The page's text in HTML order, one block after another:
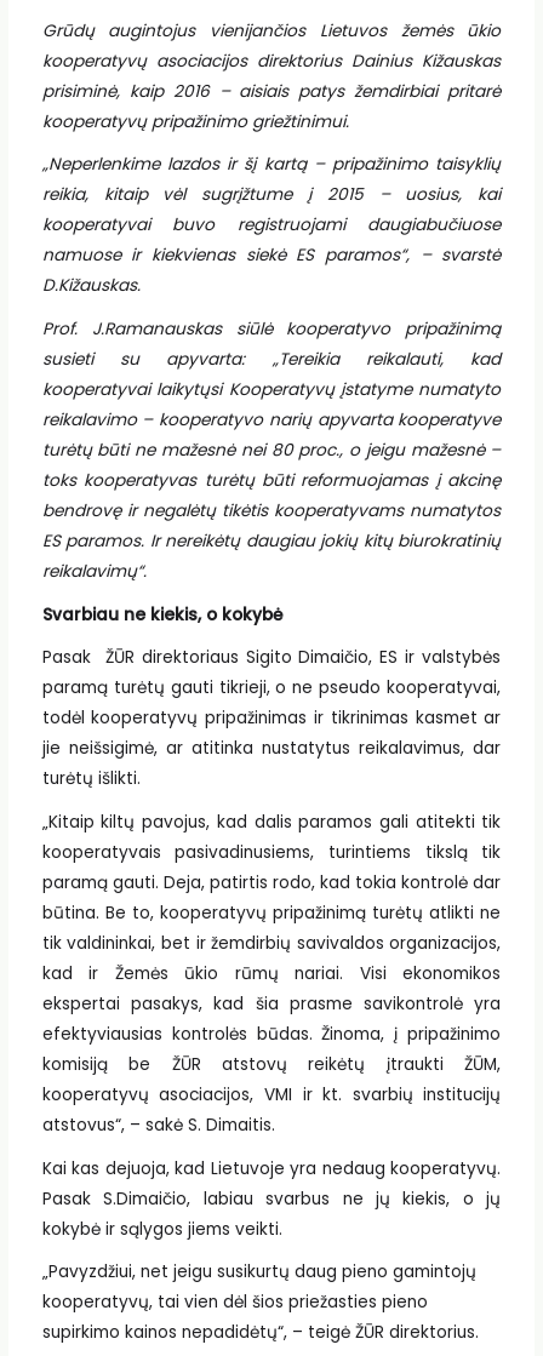
Grūdų augintojus vienijančios Lietuvos žemės ūkio
kooperatyvų asociacijos direktorius Dainius Kižauskas
prisiminė, kaip 2016 – aisiais patys žemdirbiai pritarė
kooperatyvų pripažinimo griežtinimui.
„Neperlenkime lazdos ir šį kartą – pripažinimo taisyklių
reikia, kitaip vėl sugrįžtume į 2015 – uosius, kai
kooperatyvai buvo registruojami daugiabučiuose
namuose ir kiekvienas siekė ES paramos“, – svarstė
D.Kižauskas.
Prof. J.Ramanauskas siūlė kooperatyvo pripažinimą
susieti su apyvarta: „Tereikia reikalauti, kad
kooperatyvai laikytųsi Kooperatyvų įstatyme numatyto
reikalavimo – kooperatyvo narių apyvarta kooperatyve
turėtų būti ne mažesnė nei 80 proc., o jeigu mažesnė –
toks kooperatyvas turėtų būti reformuojamas į akcinę
bendrovę ir negalėtų tikėtis kooperatyvams numatytos
ES paramos. Ir nereikėtų daugiau jokių kitų biurokratinių
reikalavimų“.
Svarbiau ne kiekis, o kokybė
Pasak ŽŪR direktoriaus Sigito Dimaičio, ES ir valstybės
paramą turėtų gauti tikrieji, o ne pseudo kooperatyvai,
todėl kooperatyvų pripažinimas ir tikrinimas kasmet ar
jie neišsigimė, ar atitinka nustatytus reikalavimus, dar
turėtų išlikti.
„Kitaip kiltų pavojus, kad dalis paramos gali atitekti tik
kooperatyvais pasivadinusiems, turintiems tikslą tik
paramą gauti. Deja, patirtis rodo, kad tokia kontrolė dar
būtina. Be to, kooperatyvų pripažinimą turėtų atlikti ne
tik valdininkai, bet ir žemdirbių savivaldos organizacijos,
kad ir Žemės ūkio rūmų nariai. Visi ekonomikos
ekspertai pasakys, kad šia prasme savikontrolė yra
efektyviausias kontrolės būdas. Žinoma, į pripažinimo
komisiją be ŽŪR atstovų reikėtų įtraukti ŽŪM,
kooperatyvų asociacijos, VMI ir kt. svarbių institucijų
atstovus“, – sakė S. Dimaitis.
Kai kas dejuoja, kad Lietuvoje yra nedaug kooperatyvų.
Pasak S.Dimaičio, labiau svarbus ne jų kiekis, o jų
kokybė ir sąlygos jiems veikti.
„Pavyzdžiui, net jeigu susikurtų daug pieno gamintojų
kooperatyvų, tai vien dėl šios priežasties pieno
supirkimo kainos nepadidėtų“, – teigė ŽŪR direktorius.